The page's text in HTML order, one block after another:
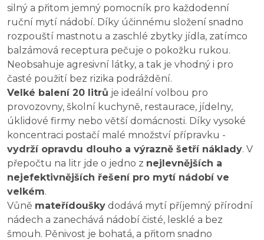
silný a přitom jemný pomocník pro každodenní
ruční mytí nádobí. Díky účinnému složení snadno
rozpouští mastnotu a zaschlé zbytky jídla, zatímco
balzámová receptura pečuje o pokožku rukou.
Neobsahuje agresivní látky, a tak je vhodný i pro
časté použití bez rizika podráždění.
Velké balení 20 litrů je ideální volbou pro
provozovny, školní kuchyně, restaurace, jídelny,
úklidové firmy nebo větší domácnosti. Díky vysoké
koncentraci postačí malé množství přípravku -
vydrží opravdu dlouho a výrazně šetří náklady. V
přepočtu na litr jde o jedno z nejlevnějších a
nejefektivnějších řešení pro mytí nádobí ve
velkém.
Vůně mateřídoušky dodává mytí příjemný přírodní
nádech a zanechává nádobí čisté, lesklé a bez
šmouh. Pěnivost je bohatá, a přitom snadno